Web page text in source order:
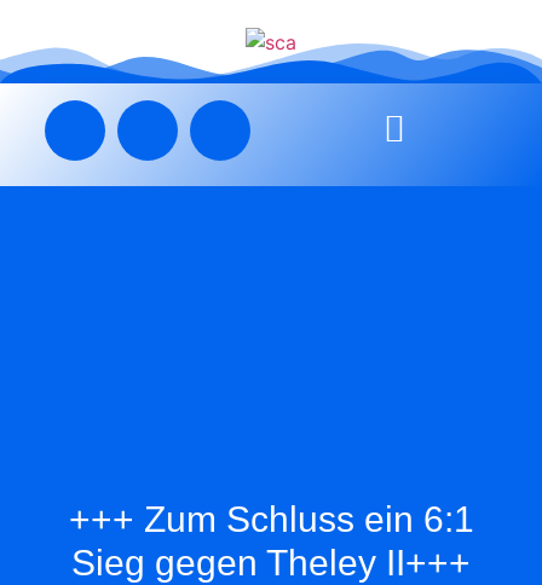
+++ Zum Schluss ein 6:1
Sieg gegen Theley II+++